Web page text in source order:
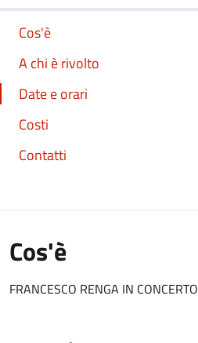
Cos'è
A chi è rivolto
Date e orari
Costi
Contatti
Cos'è
FRANCESCO RENGA IN CONCERTO